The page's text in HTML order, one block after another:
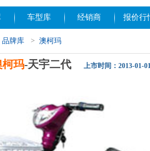
车型库 经销商 报价行
品牌库 > 澳柯玛
柯玛-天宇二代 上市时间：2013-01-